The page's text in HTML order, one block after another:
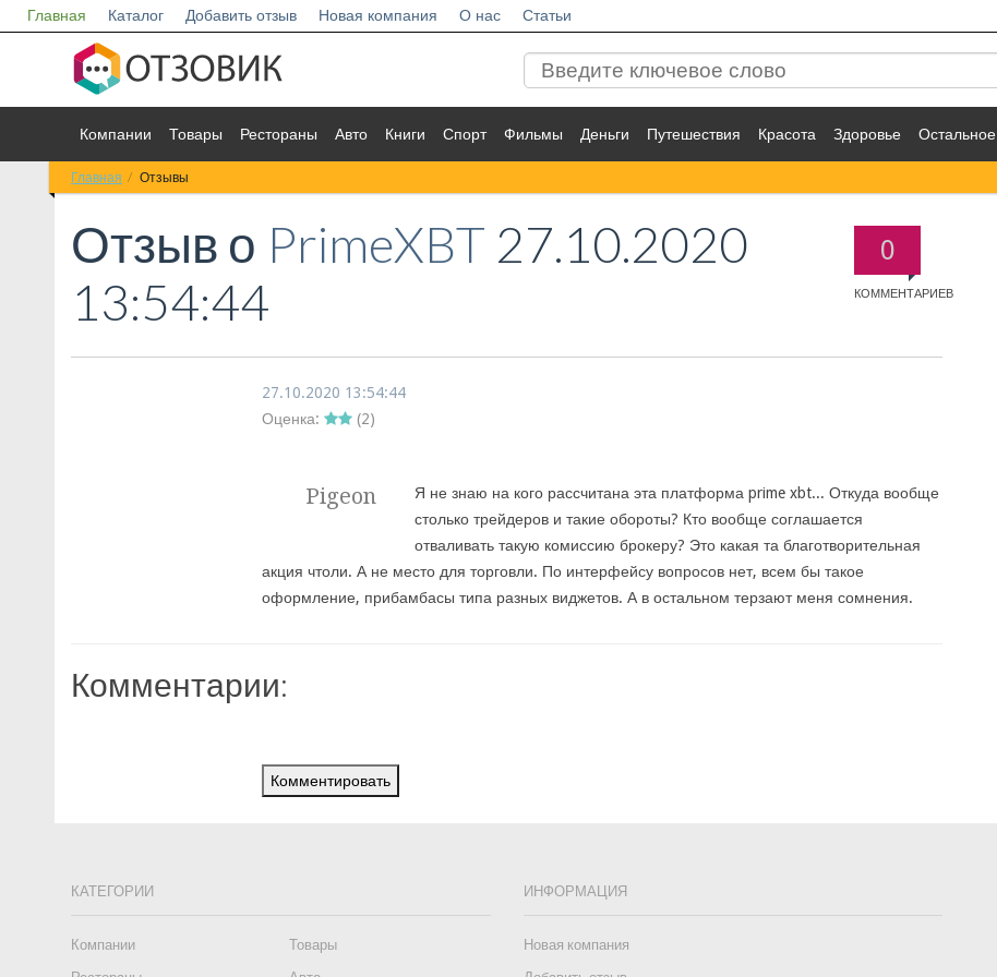
Главная Каталог Добавить отзыв Новая компания О нас Статьи
Компании Товары Рестораны Авто Книги Спорт Фильмы Деньги Путешествия Красота Здоровье Остальное
Главная Отзывы
0
КОММЕНТАРИЕВ
Отзыв о PrimeXBT 27.10.2020
13:54:44
27.10.2020 13:54:44
Оценка:
(2)
Pigeon
Я не знаю на кого рассчитана эта платформа prime xbt... Откуда вообще
столько трейдеров и такие обороты? Кто вообще соглашается
отваливать такую комиссию брокеру? Это какая та благотворительная
акция чтоли. А не место для торговли. По интерфейсу вопросов нет, всем бы такое
оформление, прибамбасы типа разных виджетов. А в остальном терзают меня сомнения.
Комментарии:
Комментировать
КАТЕГОРИИ
Компании
Товары
ИНФОРМАЦИЯ
Новая компания